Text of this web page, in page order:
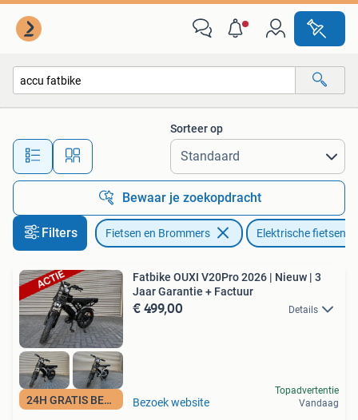
Alle afstanden…
Sorteer op
Bewaar je zoekopdracht
Filters Fietsen en Brommers Elektrische fietsen
24H GRATIS BEZORGD
Fatbike OUXI V20Pro 2026 | Nieuw | 3
Jaar Garantie + Factuur
€ 499,00 Details
Bezoek website
Topadvertentie
Vandaag